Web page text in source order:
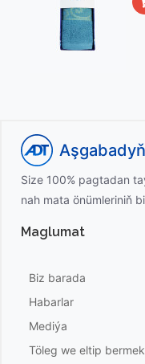
Size 100% pagtadan
nah mata önümleriniň
Maglumat
Biz barada
Habarlar
Mediýa
Töleg we eltip bermek